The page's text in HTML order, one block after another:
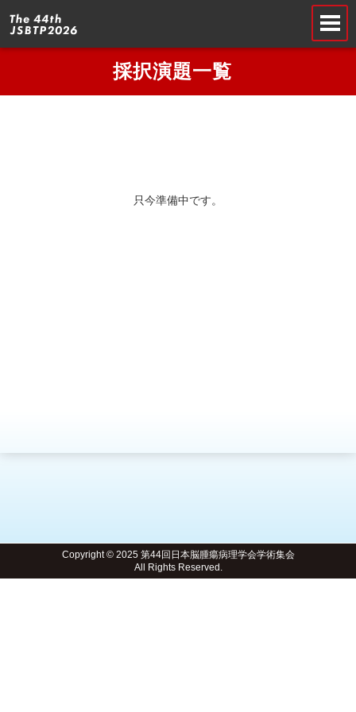
採択演題一覧
只今準備中です。
Copyright © 2025 第44回日本脳腫瘍病理学会学術集会
All Rights Reserved.